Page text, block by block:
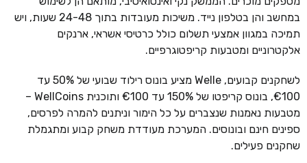
במחשב והן בטלפון נייד. משיכות מעובדות בתוך 24-48 שעות, ויש
תמיכה במגוון אמצעי תשלום כולל כרטיסי אשראי, ארנקים
אלקטרוניים ומטבעות קריפטוגרפיים.
לשחקנים קבועים, Welle מציע בונוס רילוד שבועי של 50% עד
€100, בונוס קריפטו של 150% עד €100 ותוכנית WellCoins –
מטבעות נאמנות שנצברים על כל הימור וניתנים להמרה לפרסים,
ספינים חינם ובונוסים. המערכת מעודדת משחק קבוע ומתגמלת
שחקנים פעילים.